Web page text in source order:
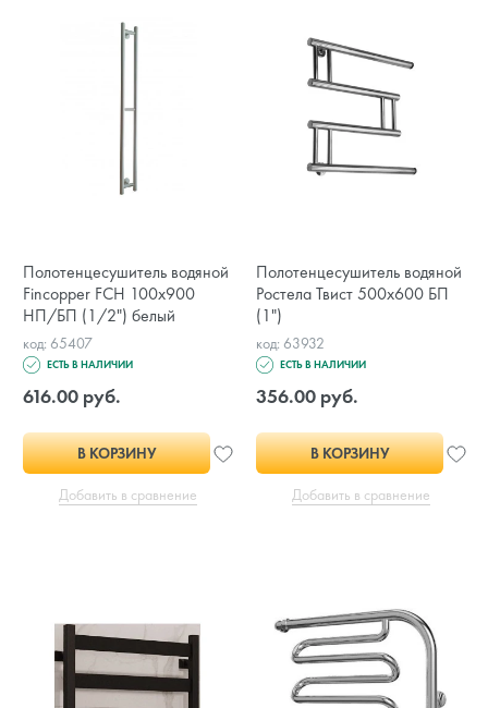
Полотенцесушитель водяной
Fincopper FCH 100х900
НП/БП (1/2") белый
код: 65407
ЕСТЬ В НАЛИЧИИ
616.00 руб.
В КОРЗИНУ
Добавить в сравнение
Полотенцесушитель водяной
Ростела Твист 500x600 БП
(1")
код: 63932
ЕСТЬ В НАЛИЧИИ
356.00 руб.
В КОРЗИНУ
Добавить в сравнение